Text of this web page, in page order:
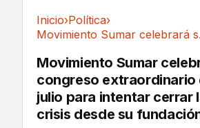
Inicio›Política›
Movimiento Sumar
congreso extraordinario
julio para intentar cerrar
crisis desde su